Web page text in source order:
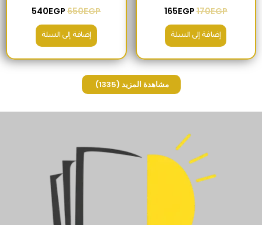
170EGP
165EGP
إضافة إلى السلة
650EGP
540EGP
إضافة إلى السلة
مشاهدة المزيد (1335)